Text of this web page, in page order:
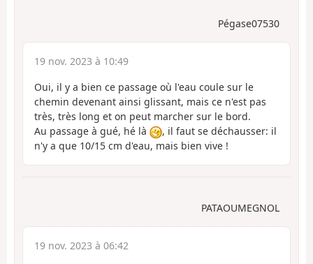
Pégase07530
19 nov. 2023 à 10:49
Oui, il y a bien ce passage où l'eau coule sur le
chemin devenant ainsi glissant, mais ce n'est pas
très, très long et on peut marcher sur le bord.
Au passage à gué, hé là
, il faut se déchausser: il
n'y a que 10/15 cm d'eau, mais bien vive !
PATAOUMEGNOL
19 nov. 2023 à 06:42